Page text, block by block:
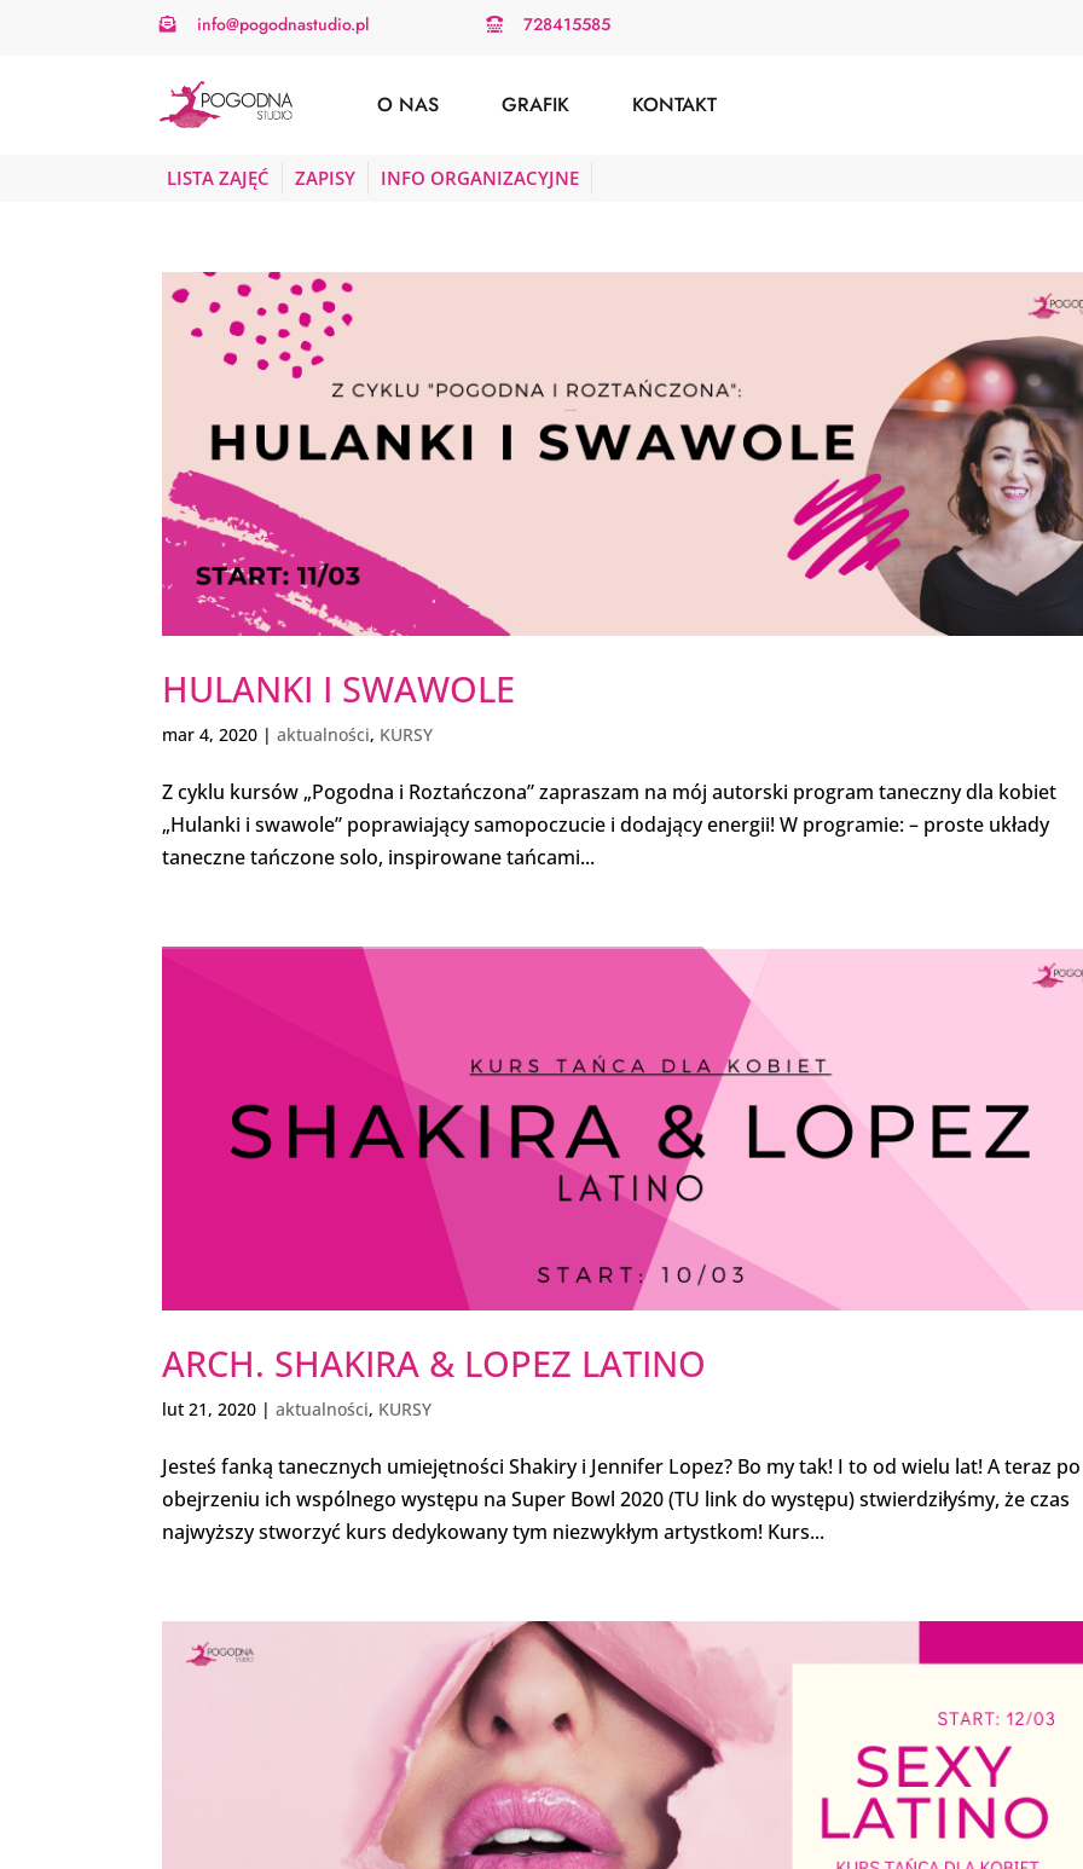
 info@pogodnastudio.pl  728415585
O NAS GRAFIK KONTAKT
LISTA ZAJĘĆ ZAPISY INFO ORGANIZACYJNE
HULANKI I SWAWOLE
mar 4, 2020 |aktualności, KURSY
Z cyklu kursów „Pogodna i Roztańczona” zapraszam na mój autorski program taneczny dla kobiet
„Hulanki i swawole” poprawiający samopoczucie i dodający energii! W programie: – proste układy
taneczne tańczone solo, inspirowane tańcami...
ARCH. SHAKIRA & LOPEZ LATINO
lut 21, 2020 |aktualności, KURSY
Jesteś fanką tanecznych umiejętności Shakiry i Jennifer Lopez? Bo my tak! I to od wielu lat! A teraz po
obejrzeniu ich wspólnego występu na Super Bowl 2020 (TU link do występu) stwierdziłyśmy, że czas
najwyższy stworzyć kurs dedykowany tym niezwykłym artystkom! Kurs...